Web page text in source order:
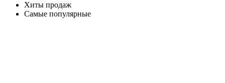
Хиты продаж
Самые популярные